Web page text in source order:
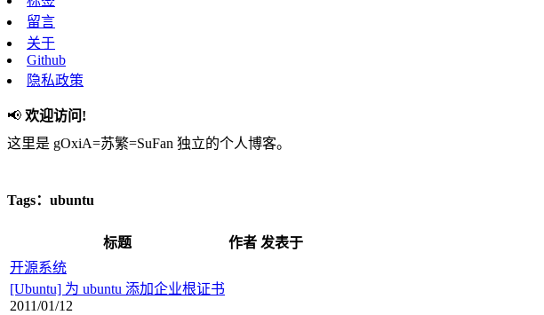
留言
关于
Github
隐私政策
📢 欢迎访问!
这里是 gOxiA=苏繁=SuFan 独立的个人博客。
Tags：ubuntu
标题 作者 发表于
开源系统
[Ubuntu] 为 ubuntu 添加企业根证书
2011/01/12